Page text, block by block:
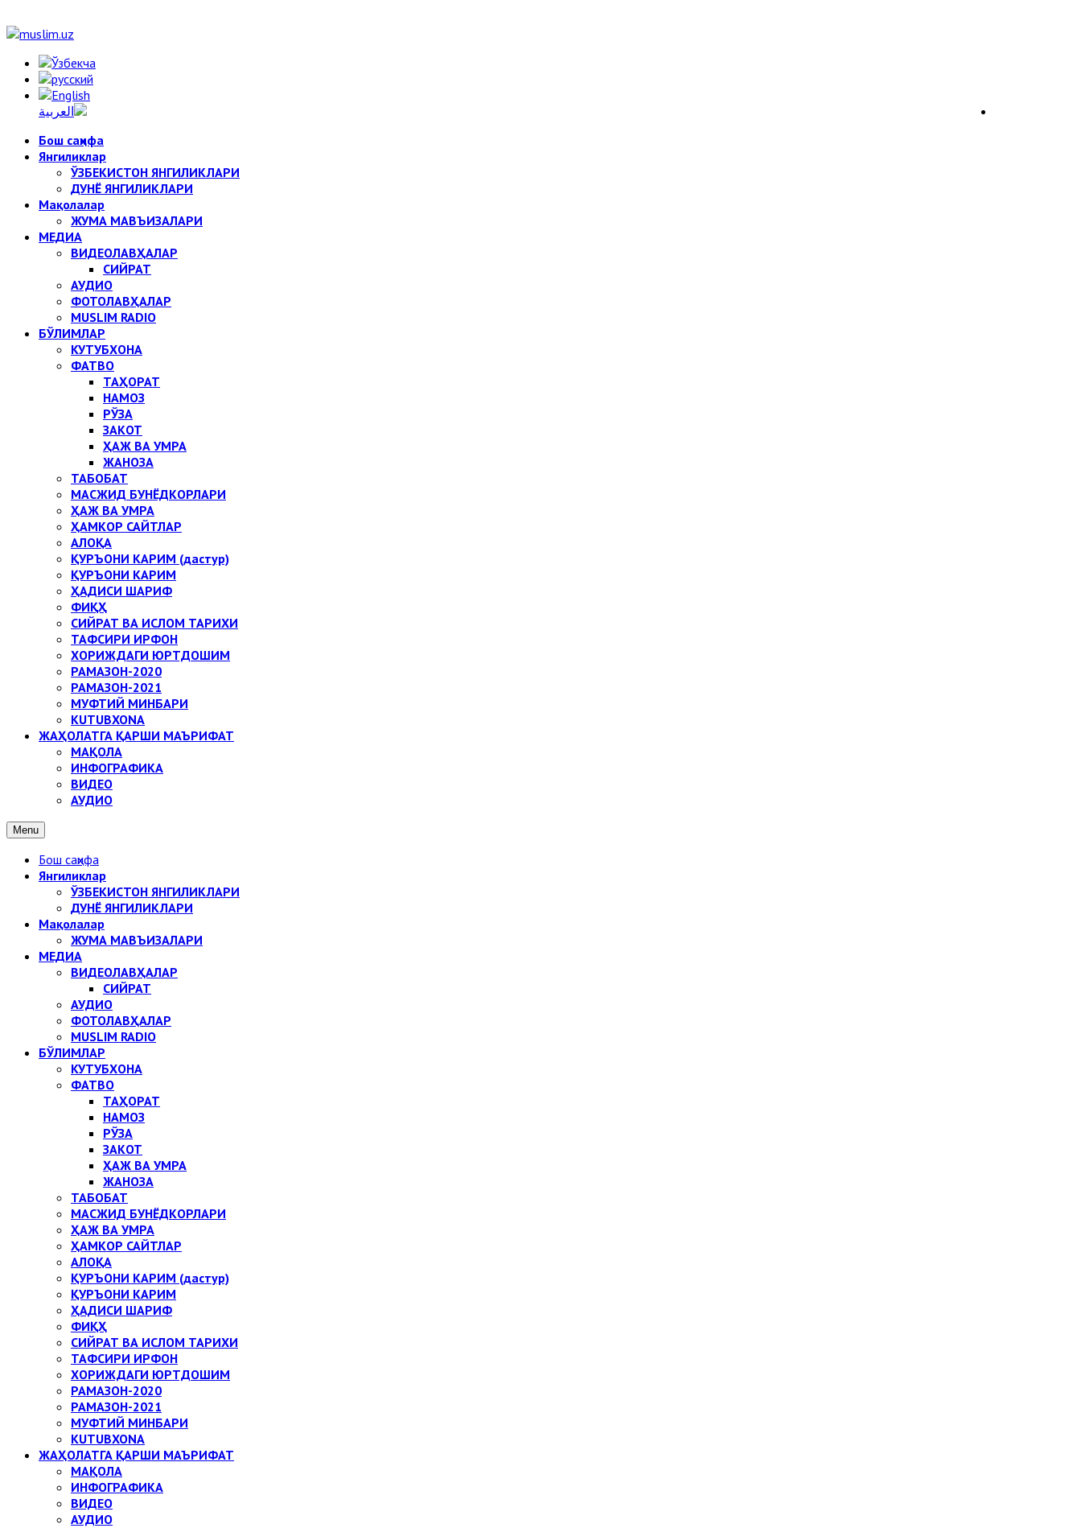
Бош саҳифа
Янгиликлар
ЎЗБЕКИСТОН ЯНГИЛИКЛАРИ
ДУНЁ ЯНГИЛИКЛАРИ
Мақолалар
ЖУМА МАВЪИЗАЛАРИ
МЕДИА
ВИДЕОЛАВҲАЛАР
СИЙРАТ
АУДИО
ФОТОЛАВҲАЛАР
MUSLIM RADIO
БЎЛИМЛАР
КУТУБХОНА
ФАТВО
ТАҲОРАТ
НАМОЗ
РЎЗА
ЗАКОТ
ҲАЖ ВА УМРА
ЖАНОЗА
ТАБОБАТ
МАСЖИД БУНЁДКОРЛАРИ
ҲАЖ ВА УМРА
ҲАМКОР САЙТЛАР
АЛОҚА
ҚУРЪОНИ КАРИМ (дастур)
ҚУРЪОНИ КАРИМ
ҲАДИСИ ШАРИФ
ФИҚҲ
СИЙРАТ ВА ИСЛОМ ТАРИХИ
ТАФСИРИ ИРФОН
ХОРИЖДАГИ ЮРТДОШИМ
РАМАЗОН-2020
РАМАЗОН-2021
МУФТИЙ МИНБАРИ
KUTUBXONA
ЖАҲОЛАТГА ҚАРШИ МАЪРИФАТ
МАҚОЛА
ИНФОГРАФИКА
ВИДЕО
АУДИО
Menu
Бош саҳифа
Янгиликлар
ЎЗБЕКИСТОН ЯНГИЛИКЛАРИ
ДУНЁ ЯНГИЛИКЛАРИ
Мақолалар
ЖУМА МАВЪИЗАЛАРИ
МЕДИА
ВИДЕОЛАВҲАЛАР
СИЙРАТ
АУДИО
ФОТОЛАВҲАЛАР
MUSLIM RADIO
БЎЛИМЛАР
КУТУБХОНА
ФАТВО
ТАҲОРАТ
НАМОЗ
РЎЗА
ЗАКОТ
ҲАЖ ВА УМРА
ЖАНОЗА
ТАБОБАТ
МАСЖИД БУНЁДКОРЛАРИ
ҲАЖ ВА УМРА
ҲАМКОР САЙТЛАР
АЛОҚА
ҚУРЪОНИ КАРИМ (дастур)
ҚУРЪОНИ КАРИМ
ҲАДИСИ ШАРИФ
ФИҚҲ
СИЙРАТ ВА ИСЛОМ ТАРИХИ
ТАФСИРИ ИРФОН
ХОРИЖДАГИ ЮРТДОШИМ
РАМАЗОН-2020
РАМАЗОН-2021
МУФТИЙ МИНБАРИ
KUTUBXONA
ЖАҲОЛАТГА ҚАРШИ МАЪРИФАТ
МАҚОЛА
ИНФОГРАФИКА
ВИДЕО
АУДИО